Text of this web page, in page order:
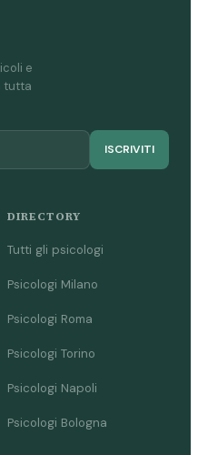
e
tutta
ISCRIVITI
DIRECTORY
Tutti gli psicologi
Psicologi Milano
Psicologi Roma
Psicologi Torino
Psicologi Napoli
Psicologi Bologna